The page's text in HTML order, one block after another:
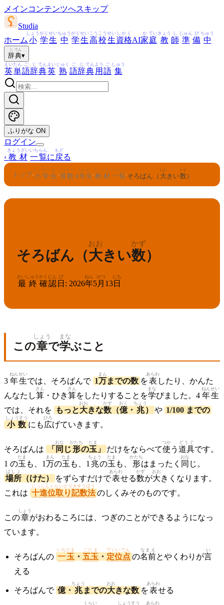
メインコンテンツへスキップ
Studia
ホーム 小
しょう
学
がく
生
せい
中
ちゅう
学
がく
生
せい
高
こう
校
こう
生
せい
資格
しかく
AI家
か
庭
てい
教
きょう
師
し
準
じゅん
備
び
中
ちゅう
辞
じ
典
てん
▾
英
えい
単
たん
語
ご
辞
じ
典
てん
英
えい
熟
じゅく
語
ご
辞
じ
典
てん
用
よう
語
ご
集
しゅう
ふりがな ON
ログイン
‹ 教材
きょうざい
一覧
いちらん
に 戻
もど
る
トップ›小学生
しょうがくせい
›算数
さんすう
4年生
ねんせい
› 教材
きょうざい
一覧
いちらん
›そろばん（ 大
おお
きい数
かず
）
そろばん（大
おお
きい数
かず
）
最終
さいしゅう
確認
かくにん
日
び
: 2026年
ねん
5月
がつ
13日
にち
この章
しょう
で学
まな
ぶこと
3 年
ねん
生
せい
では、そろばんで 1万
まん
までの数 を表
あらわ
したり、かんた
んなたし算
さん
・ひき算
さん
をしたりすることを学
まな
びました。4 年
ねん
生
せい
では、それを もっと大
おお
きな数
かず
（億
おく
・ 兆
ちょう
） や 1/100 までの
小数
しょうすう
にも 広
ひろ
げていきます。
そろばんは 「 同
おな
じ形
かたち
の玉
たま
」 だけをならべて使
つか
う 道具
どうぐ
です。
1 の玉
たま
も、1万
まん
の玉
たま
も、1 兆
ちょう
の玉
たま
も、 形
かたち
はまったく 同
おな
じ。
場所
ばしょ
（けた） をずらすだけで表
あらわ
せる数
かず
が大
おお
きくなります。
これは 十進位取り記数法
じっしんくらいどりきすうほう
のしくみそのものです。
この章
しょう
がおわるころには、つぎのことができるようになっ
ています。
そろばんの 一玉
いちだま
・ 五玉
ごだま
・ 定位点
ていいてん
の名前
なまえ
とやくわりが言
い
える
そろばんで 億・ 兆
ちょう
までの大
おお
きな数 を表
あらわ
せる
くらい しょうすう あらわ